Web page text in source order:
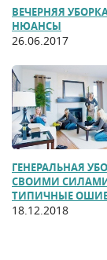
ВЕЧЕРНЯЯ
НЮАНСЫ
26.06.2017
ГЕНЕРАЛЬНАЯ
СВОИМИ
ТИПИЧНЫЕ
18.12.2018